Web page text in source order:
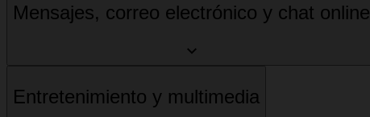
Mensajes, correo electrónico y chat online
Entretenimiento y multimedia